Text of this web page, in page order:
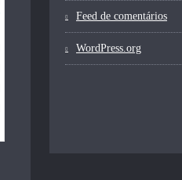
Feed de comentários
WordPress.org